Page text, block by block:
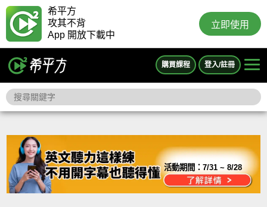
希平方
攻其不背
App 開放下載中
立即使用
購買課程 登入/註冊
活動期間：7/31 ~ 8/28